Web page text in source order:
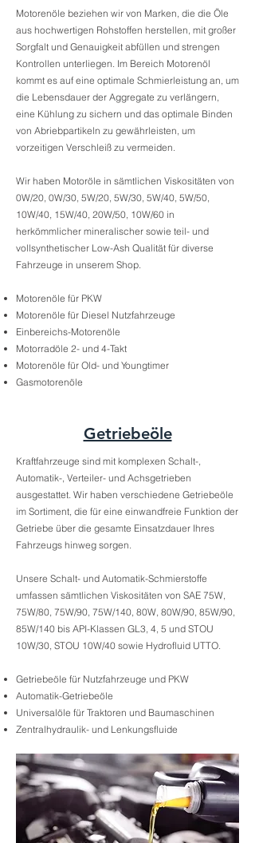
Motorenöle beziehen wir von Marken, die die Öle
aus hochwertigen Rohstoffen herstellen, mit großer
Sorgfalt und Genauigkeit abfüllen und strengen
Kontrollen unterliegen. Im Bereich Motorenöl
kommt es auf eine optimale Schmierleistung an, um
die Lebensdauer der Aggregate zu verlängern,
eine Kühlung zu sichern und das optimale Binden
von Abriebpartikeln zu gewährleisten, um
vorzeitigen Verschleiß zu vermeiden.
Wir haben Motoröle in sämtlichen Viskositäten von
0W/20, 0W/30, 5W/20, 5W/30, 5W/40, 5W/50,
10W/40, 15W/40, 20W/50, 10W/60 in
herkömmlicher mineralischer sowie teil- und
vollsynthetischer Low-Ash Qualität für diverse
Fahrzeuge in unserem Shop.
Motorenöle für PKW
Motorenöle für Diesel Nutzfahrzeuge
Einbereichs-Motorenöle
Motorradöle 2- und 4-Takt
Motorenöle für Old- und Youngtimer
Gasmotorenöle
Getriebeöle
Kraftfahrzeuge sind mit komplexen Schalt-,
Automatik-, Verteiler- und Achsgetrieben
ausgestattet. Wir haben verschiedene Getriebeöle
im Sortiment, die für eine einwandfreie Funktion der
Getriebe über die gesamte Einsatzdauer Ihres
Fahrzeugs hinweg sorgen.
Unsere Schalt- und Automatik-Schmierstoffe
umfassen sämtlichen Viskositäten von SAE 75W,
75W/80, 75W/90, 75W/140, 80W, 80W/90, 85W/90,
85W/140 bis API-Klassen GL3, 4, 5 und STOU
10W/30, STOU 10W/40 sowie Hydrofluid UTTO.
Getriebeöle für Nutzfahrzeuge und PKW
Automatik-Getriebeöle
Universalöle für Traktoren und Baumaschinen
Zentralhydraulik- und Lenkungsfluide